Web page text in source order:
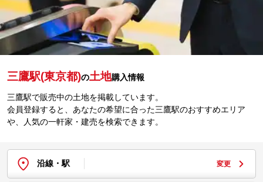
三鷹駅(東京都)の土地購入情報
三鷹駅で販売中の土地を掲載しています。
会員登録すると、あなたの希望に合った三鷹駅のおすすめエリア
や、人気の一軒家・建売を検索できます。
沿線・駅 変更